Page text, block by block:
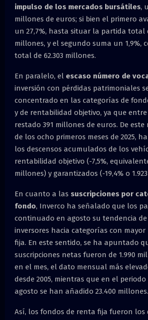
impulso de los mercados bursátiles,
millones de euros; si bien el primero
un 27,7%, hasta situar la partida total
millones, y el segundo suma un 1,9%,
total de 62.303 millones.
En paralelo, el escaso número de
inversión con pérdidas patrimoniales
concentrado en las categorías de
y de rentabilidad objetivo, ya que
restado 391 millones de euros. De este
de los ocho primeros meses de 2025,
los descensos acumulados de los
rentabilidad objetivo (-7,5%,
millones) y garantizados (-19,4% o
En cuanto a las suscripciones por
fondo, Inverco ha señalado que los
continuado en agosto su tendencia
inversores hacia categorías con
fija. En este sentido, se ha apuntado
suscripciones netas fueron de 1.990
en el mes, el dato mensual más
desde 2005, mientras que en el
agosto se han añadido 23.400 millones.
Así, los fondos de renta fija fueron los